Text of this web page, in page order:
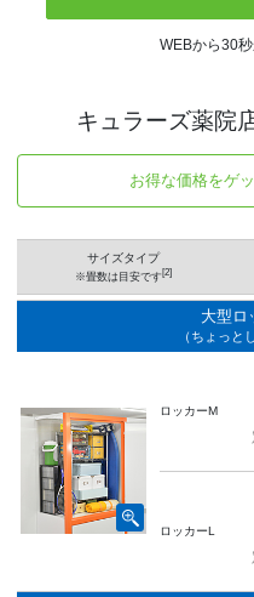
WEBから30
キュラーズ薬院
お得な価格をゲ
サイズタイプ
※畳数は目安です[2]
大型ロ
（ちょっと
ロッカーM
ロッカーL